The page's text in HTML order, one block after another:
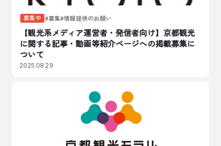
募集中 募集 情報提供のお願い
【観光系メディア運営者・発信者向け】京都観光
に関する記事・動画等紹介ページへの掲載募集に
ついて
2025.08.29